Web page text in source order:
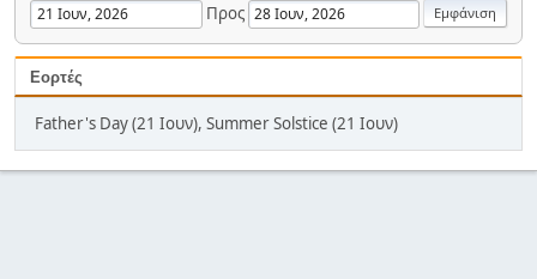
Προς
Εορτές
Father's Day (21 Ιουν), Summer Solstice (21 Ιουν)